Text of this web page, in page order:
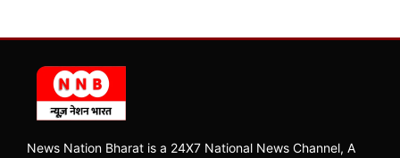
News Nation Bharat is a 24X7 National News Channel, A